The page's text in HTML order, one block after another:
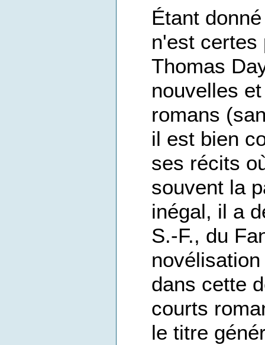
Étant
n'est certes
Thomas
nouvelles
romans
il est bien
ses récits
souvent la
inégal, il a
S.-F., du
dans cette
courts
le titre